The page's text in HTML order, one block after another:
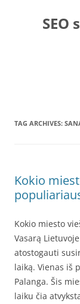
content
TAG ARCHIVES:
Kokio
Kokio miesto
Vasarą
atostogauti
laiką. Vienas iš
Palanga. Šis
laiku čia